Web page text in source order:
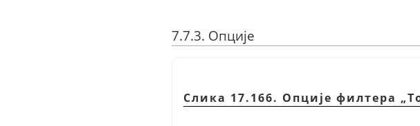
7.7.3. Опције
Слика 17.166. Опције филтера